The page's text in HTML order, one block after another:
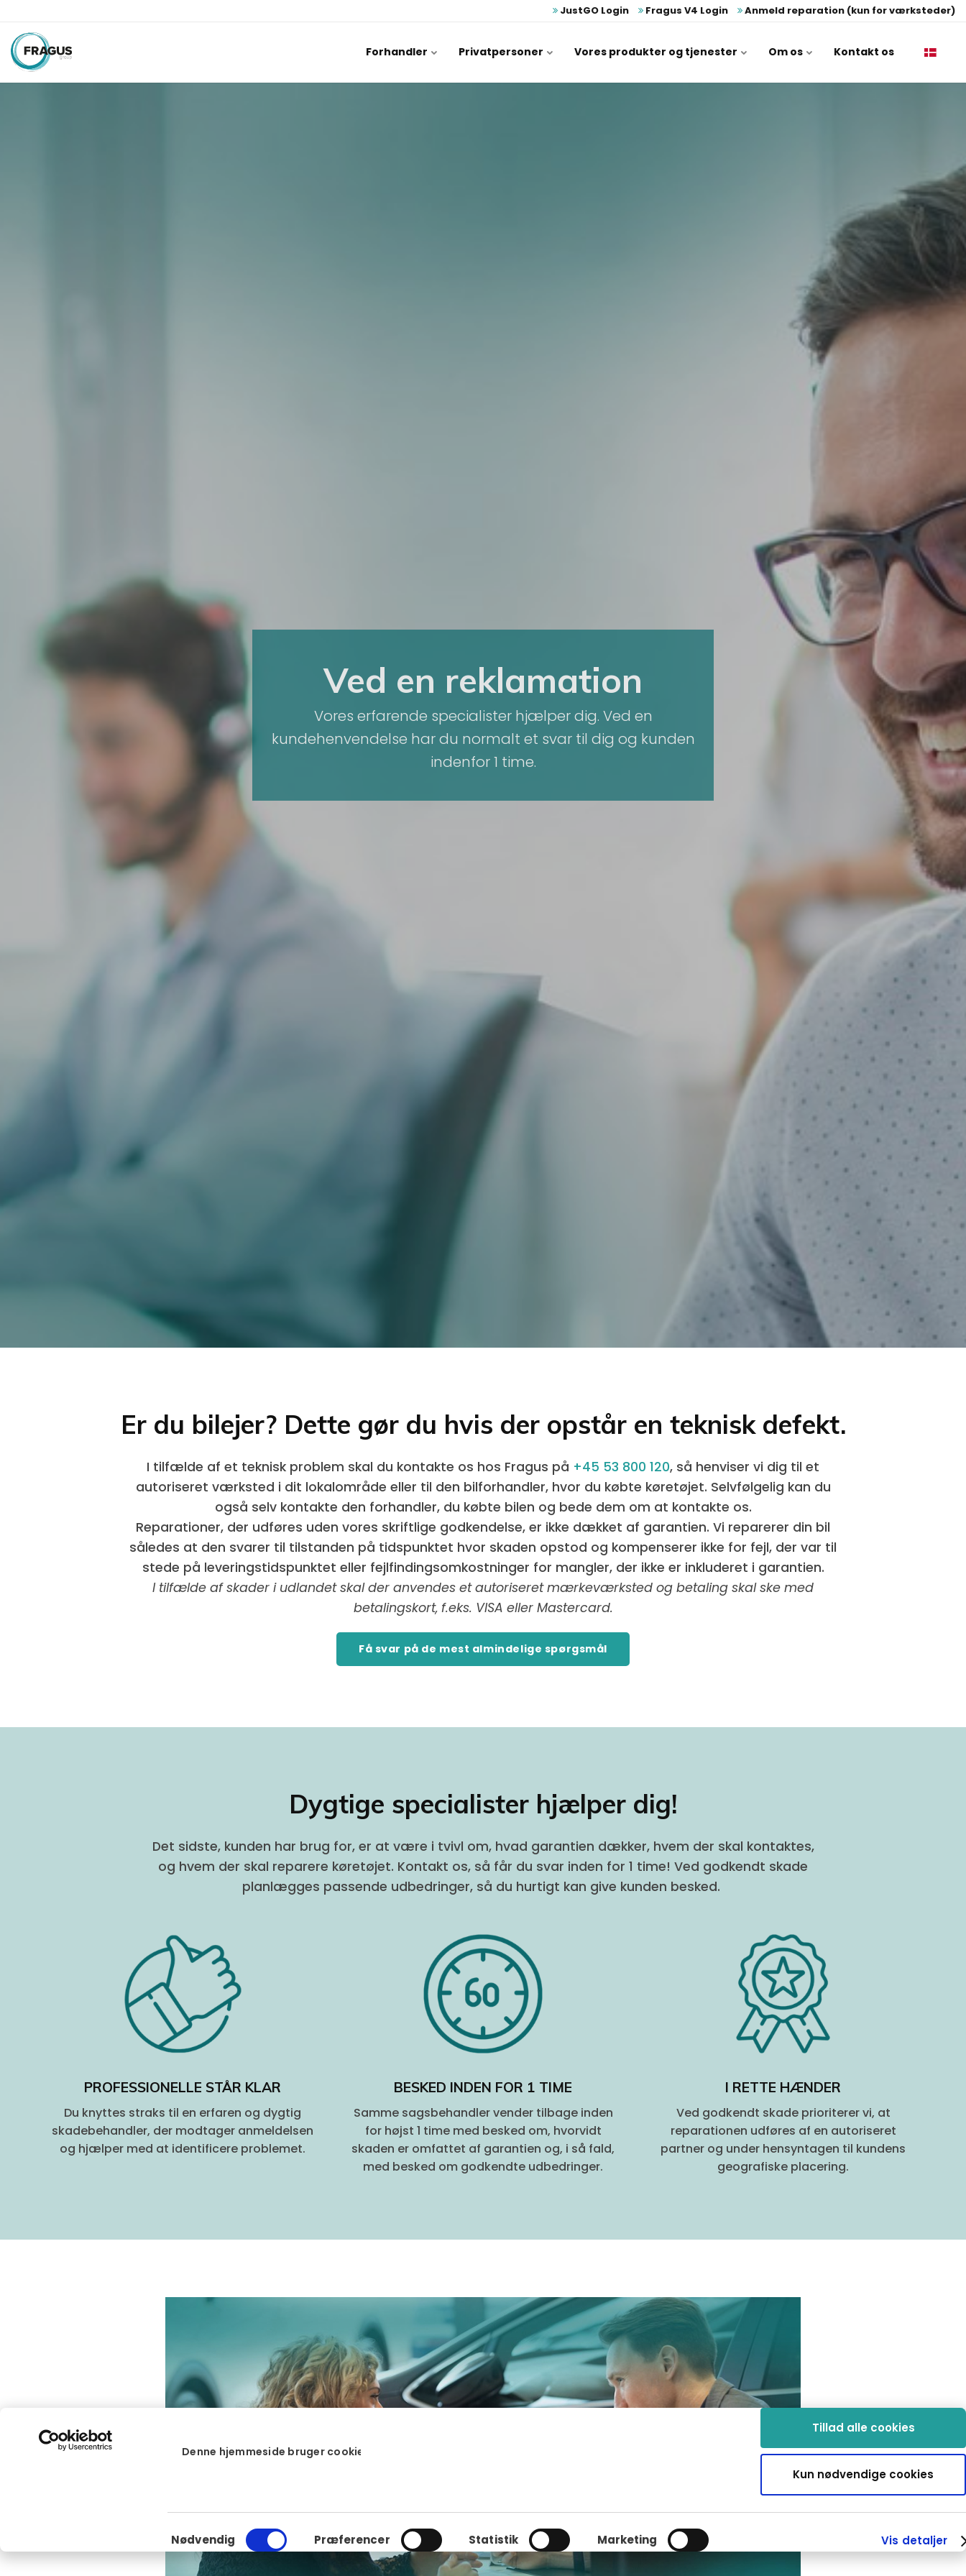
Denne hjemmeside bruger cookies
Samtykkevalg
Nødvendig Præferencer Statistik Marketing Vis detaljer
Tillad alle cookies
Kun nødvendige cookies
JustGO Login Fragus V4 Login Anmeld reparation (kun for værksteder)
Forhandler Privatpersoner Vores produkter og tjenester Om os Kontakt os
Ved en reklamation
Vores erfarende specialister hjælper dig. Ved en
kundehenvendelse har du normalt et svar til dig og kunden
indenfor 1 time.
Er du bilejer? Dette gør du hvis der opstår en teknisk defekt.
I tilfælde af et teknisk problem skal du kontakte os hos Fragus på +45 53 800 120, så henviser vi dig til et
autoriseret værksted i dit lokalområde eller til den bilforhandler, hvor du købte køretøjet. Selvfølgelig kan du
også selv kontakte den forhandler, du købte bilen og bede dem om at kontakte os.
Reparationer, der udføres uden vores skriftlige godkendelse, er ikke dækket af garantien. Vi reparerer din bil
således at den svarer til tilstanden på tidspunktet hvor skaden opstod og kompenserer ikke for fejl, der var til
stede på leveringstidspunktet eller fejlfindingsomkostninger for mangler, der ikke er inkluderet i garantien.
I tilfælde af skader i udlandet skal der anvendes et autoriseret mærkeværksted og betaling skal ske med
betalingskort, f.eks. VISA eller Mastercard.
Få svar på de mest almindelige spørgsmål
Dygtige specialister hjælper dig!
Det sidste, kunden har brug for, er at være i tvivl om, hvad garantien dækker, hvem der skal kontaktes,
og hvem der skal reparere køretøjet. Kontakt os, så får du svar inden for 1 time! Ved godkendt skade
planlægges passende udbedringer, så du hurtigt kan give kunden besked.
PROFESSIONELLE STÅR KLAR
Du knyttes straks til en erfaren og dygtig
skadebehandler, der modtager anmeldelsen
og hjælper med at identificere problemet.
BESKED INDEN FOR 1 TIME
Samme sagsbehandler vender tilbage inden
for højst 1 time med besked om, hvorvidt
skaden er omfattet af garantien og, i så fald,
med besked om godkendte udbedringer.
I RETTE HÆNDER
Ved godkendt skade prioriterer vi, at
reparationen udføres af en autoriseret
partner og under hensyntagen til kundens
geografiske placering.